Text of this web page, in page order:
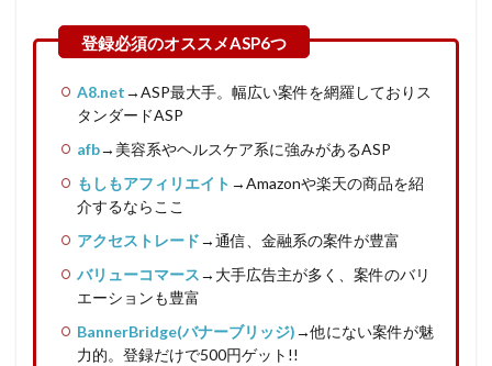
A8.net→ASP最大手。幅広い案件を網羅しておりス
タンダードASP
afb→美容系やヘルスケア系に強みがあるASP
もしもアフィリエイト →Amazonや楽天の商品を紹
介するならここ
アクセストレード→通信、金融系の案件が豊富
バリューコマース→大手広告主が多く、案件のバリ
エーションも豊富
BannerBridge(バナーブリッジ)→他にない案件が魅
力的。登録だけで500円ゲット!!